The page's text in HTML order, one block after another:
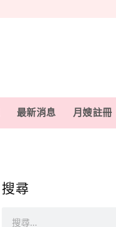
最新消息 月嫂註冊
搜尋